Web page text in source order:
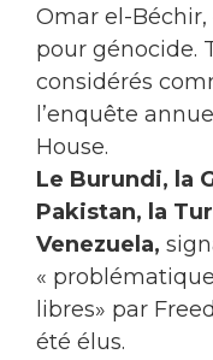
Omar el-Béchir,
pour génocide.
considérés
l’enquête
House.
Le Burundi, la
Pakistan, la
Venezuela,
«
libres» par
été élus.